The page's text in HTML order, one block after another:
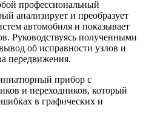
профессиональный
анализирует и преобразует
автомобиля и показывает
Руководствуясь полученными
об исправности узлов и
передвижения.
прибор с
и переходников, который
в графических и